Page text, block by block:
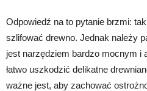
Odpowiedź na to pytanie brzmi:
szlifować drewno. Jednak należy
jest narzędziem bardzo mocnym i
łatwo uszkodzić delikatne
ważne jest, aby zachować